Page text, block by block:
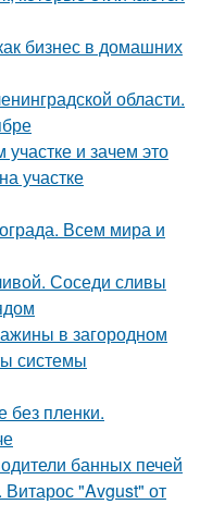
бизнес в домашних
области.
и зачем это
участке
Всем мира и
Соседи сливы
в загородном
системы
без пленки.
банных печей
Витарос "Avgust" от